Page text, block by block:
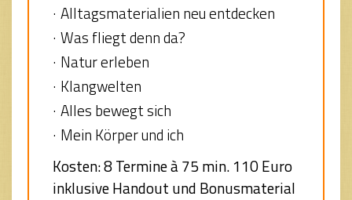
Alltagsmaterialien neu entdecken
Was fliegt denn da?
Natur erleben
Klangwelten
Alles bewegt sich
Mein Körper und ich
Kosten: 8 Termine à 75 min. 110 Euro
inklusive Handout und Bonusmaterial